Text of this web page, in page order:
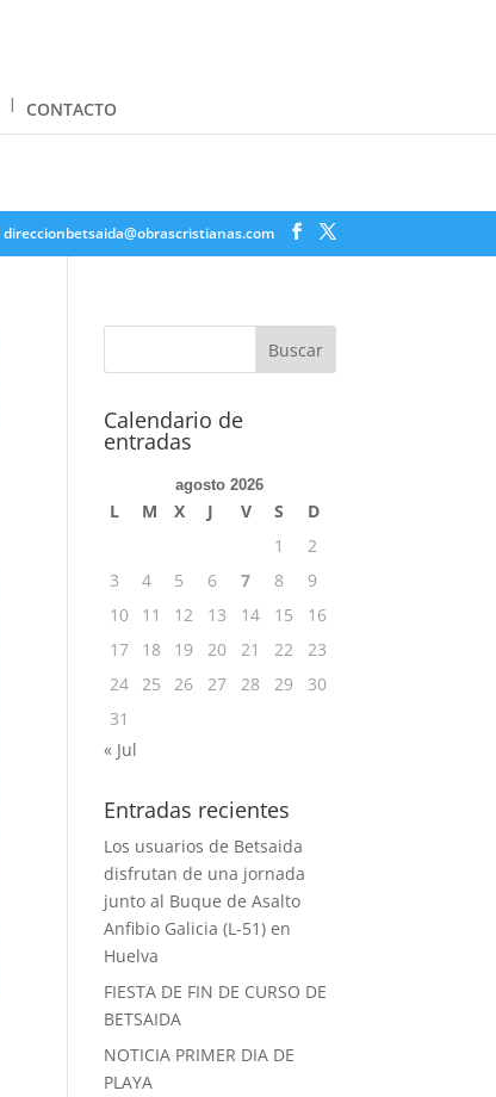
direccionbetsaida@obrascristianas.com
CONTACTO
Calendario de
entradas
agosto 2026
L M X J V S
D
1
2
3
4 5 6 7 8
9
10
11 12 13 14 15
16
17
18 19 20 21 22
23
24 25 26 27 28 29
30
31
« Jul
Entradas recientes
Los usuarios de Betsaida
disfrutan de una jornada
junto al Buque de Asalto
Anfibio Galicia (L-51) en
Huelva
FIESTA DE FIN DE CURSO DE
BETSAIDA
NOTICIA PRIMER DIA DE
PLAYA